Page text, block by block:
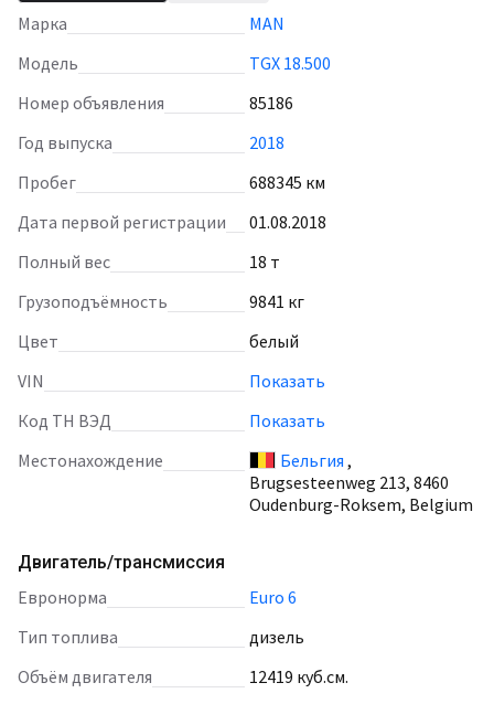
Марка
MAN
Модель
TGX 18.500
Номер объявления
85186
Год выпуска
2018
Пробег
688345 км
Дата первой регистрации
01.08.2018
Полный вес
18 т
Грузоподъёмность
9841 кг
Цвет
белый
VIN
Показать
Код ТН ВЭД
Показать
Местонахождение
Бельгия ,
Brugsesteenweg 213, 8460
Oudenburg-Roksem, Belgium
Двигатель/трансмиссия
Евронорма
Euro 6
Тип топлива
дизель
Объём двигателя
12419 куб.см.